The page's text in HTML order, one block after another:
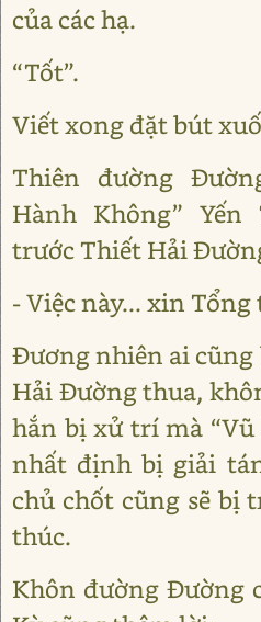
của các hạ.
“Tốt”.
Viết xong đặt bút
Thiên đường
Hành Không”
trước Thiết Hải
- Việc này... xin
Đương nhiên ai
Hải Đường thua,
hắn bị xử trí mà
nhất định bị giải
chủ chốt cũng sẽ bị
thúc.
Khôn đường Đường